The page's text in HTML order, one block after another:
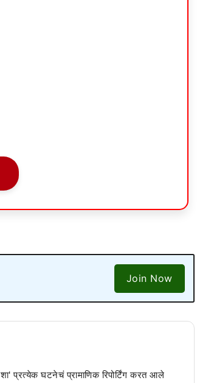
Join Now
प्रत्येक घटनेचं प्रामाणिक रिपोर्टिंग करत आले